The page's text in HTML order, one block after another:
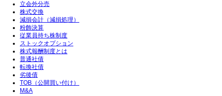
立会外分売
株式交換
減損会計（減損処理）
粉飾決算
従業員持ち株制度
ストックオプション
株式報酬制度とは
普通社債
転換社債
劣後債
TOB（公開買い付け）
M&A